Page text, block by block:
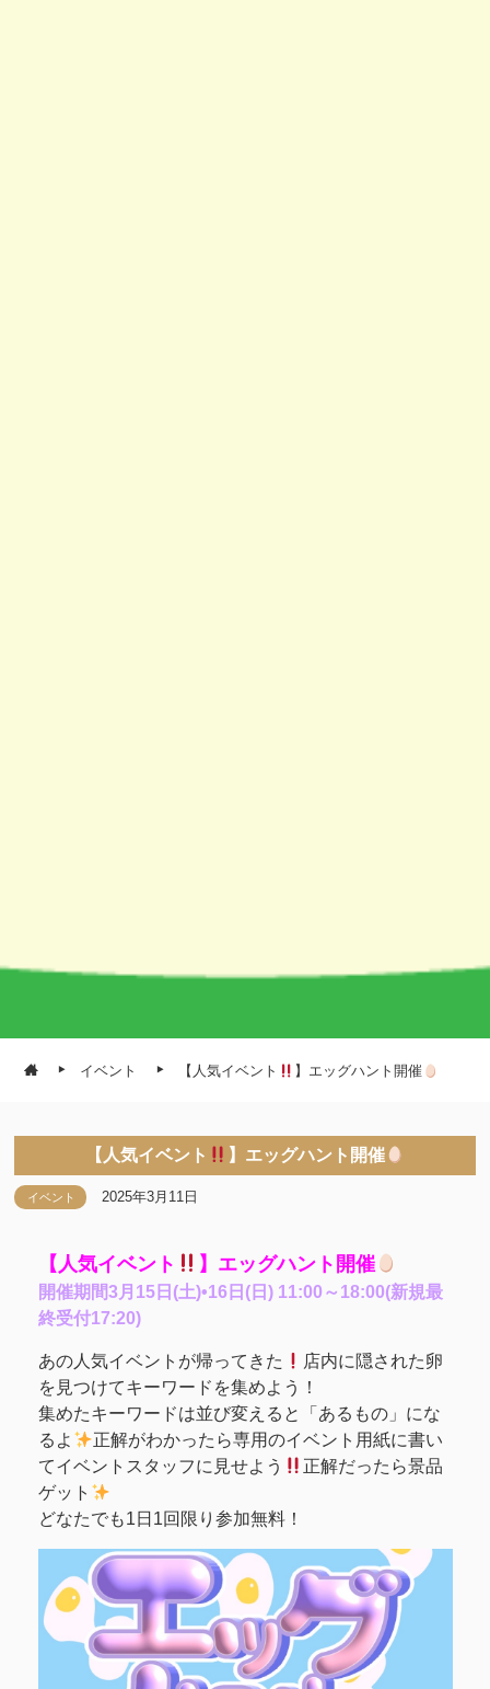
イベント 【人気イベント 】エッグハント開催
【人気イベント 】エッグハント開催
イベント 2025年3月11日
【人気イベント 】エッグハント開催
開催期間3月15日(土)•16日(日) 11:00～18:00(新規最
終受付17:20)
あの人気イベントが帰ってきた
店内に隠された卵
を見つけてキーワードを集めよう！
集めたキーワードは並び変えると「あるもの」にな
るよ
正解がわかったら専用のイベント用紙に書い
てイベントスタッフに見せよう
正解だったら景品
ゲット
どなたでも1日1回限り参加無料！